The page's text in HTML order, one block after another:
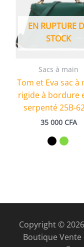
EN RUPTURE
STOCK
Sacs à main
Tom et Eva sac à
rigide à bordure
serpenté 25B-
35 000 CFA
Copyright ©
Boutique Vente